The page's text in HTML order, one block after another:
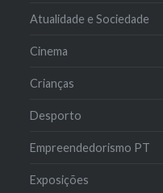
Atualidade e Sociedade
Cinema
Crianças
Desporto
Empreendedorismo PT
Exposições